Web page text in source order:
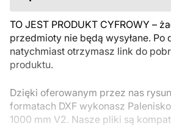
TO JEST PRODUKT CYFROWY –
przedmioty nie będą wysyłane. Po
natychmiast otrzymasz link do
produktu.
Dzięki oferowanym przez nas
formatach DXF wykonasz
1000 mm V2. Nasze pliki są